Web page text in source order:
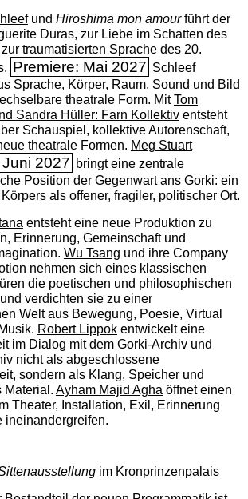
und Hiroshima mon amourführt der
Duras, zur Liebe im Schatten des
traumatisierten Sprache des 20.
Premiere: Mai 2027 Schleef
Sprache, Körper, Raum, Sound und Bild
theatrale Form. MitTom
Sandra Hüller: Farn Kollektiventsteht
Schauspiel, kollektive Autorenschaft,
theatrale Formen. Meg Stuart
2027 bringt eine zentrale
Position der Gegenwart ans Gorki: ein
als offener, fragiler, politischer Ort.
entsteht eine neue Produktion zu
Erinnerung, Gemeinschaft und
Wu Tsang und ihre Company
nehmen sich eines klassischen
die poetischen und philosophischen
verdichten sie zu einer
Welt aus Bewegung, Poesie, Virtual
Robert Lippokentwickelt eine
im Dialog mit dem Gorki-Archiv und
nicht als abgeschlossene
sondern als Klang, Speicher und
Material. Ayham Majid Aghaöffnet einen
Theater, Installation, Exil, Erinnerung
ineinandergreifen.
im Kronprinzenpalais